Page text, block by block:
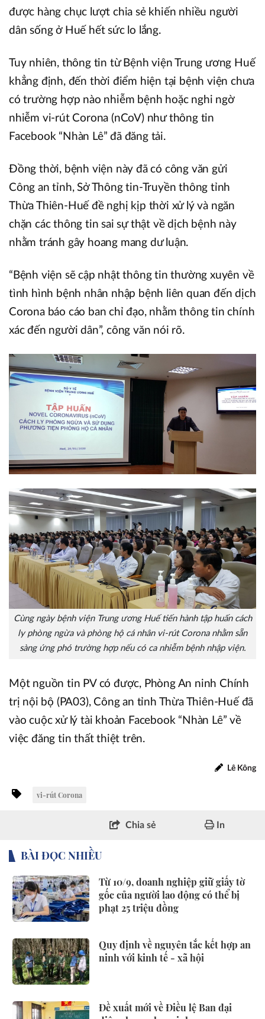
được hàng chục lượt chia sẻ khiến nhiều người
dân sống ở Huế hết sức lo lắng.
Tuy nhiên, thông tin từ Bệnh viện Trung ương Huế
khẳng định, đến thời điểm hiện tại bệnh viện chưa
có trường hợp nào nhiễm bệnh hoặc nghi ngờ
nhiễm vi-rút Corona (nCoV) như thông tin
Facebook “Nhàn Lê” đã đăng tải.
Đồng thời, bệnh viện này đã có công văn gửi
Công an tỉnh, Sở Thông tin-Truyền thông tỉnh
Thừa Thiên-Huế đề nghị kịp thời xử lý và ngăn
chặn các thông tin sai sự thật về dịch bệnh này
nhằm tránh gây hoang mang dư luận.
“Bệnh viện sẽ cập nhật thông tin thường xuyên về
tình hình bệnh nhân nhập bệnh liên quan đến dịch
Corona báo cáo ban chỉ đạo, nhằm thông tin chính
xác đến người dân”, công văn nói rõ.
Cùng ngày bệnh viện Trung ương Huế tiến hành tập huấn cách
ly phòng ngừa và phòng hộ cá nhân vi-rút Corona nhằm sẵn
sàng ứng phó trường hợp nếu có ca nhiễm bệnh nhập viện.
Một nguồn tin PV có được, Phòng An ninh Chính
trị nội bộ (PA03), Công an tỉnh Thừa Thiên-Huế đã
vào cuộc xử lý tài khoản Facebook “Nhàn Lê” về
việc đăng tin thất thiệt trên.
Lê Kông
vi-rút Corona
Chia sẻ In
BÀI ĐỌC NHIỀU
Từ 10/9, doanh nghiệp giữ giấy tờ
gốc của người lao động có thể bị
phạt 25 triệu đồng
Quy định về nguyên tắc kết hợp an
ninh với kinh tế - xã hội
Đề xuất mới về Điều lệ Ban đại